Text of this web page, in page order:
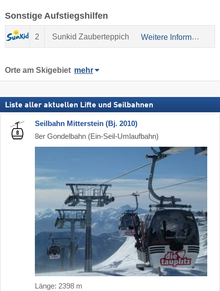
Sonstige Aufstiegshilfen
2 Sunkid Zauberteppich Weitere Informationen über Sunkid
Orte am Skigebiet mehr
Liste aller aktuellen Lifte und Seilbahnen
Seilbahn Mitterstein (Bj. 2010)
8er Gondelbahn (Ein-Seil-Umlaufbahn)
Länge: 2398 m